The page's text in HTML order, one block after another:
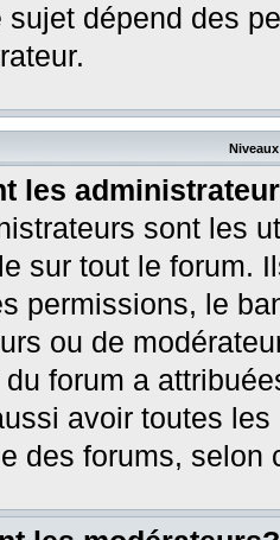
sujet dépend des
les
sont les
sur tout le forum.
permissions, le
ou de
forum a
avoir toutes
des forums,